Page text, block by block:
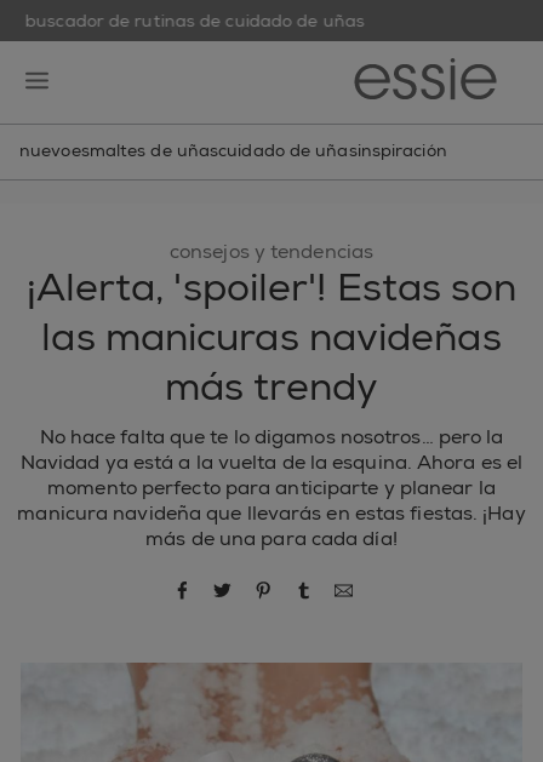
buscador de rutinas de cuidado de uñas
nuevoesmaltes de uñascuidado de uñasinspiración
consejos y tendencias
¡Alerta, 'spoiler'! Estas son
las manicuras navideñas
más trendy
No hace falta que te lo digamos nosotros… pero la
Navidad ya está a la vuelta de la esquina. Ahora es el
momento perfecto para anticiparte y planear la
manicura navideña que llevarás en estas fiestas. ¡Hay
más de una para cada día!
compartir por Facebook
compartir por Twitter
compartir por Pinterest
compartir por Tumblr
compartir por